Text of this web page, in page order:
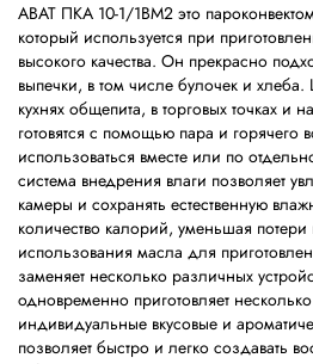
ABAT ПКА 10-1/1ВМ2 это
который используется при
высокого качества. Он прекрасно
выпечки, в том числе булочек и
кухнях общепита, в торговых точках и
готовятся с помощью пара и горячего
использоваться вместе или по
система внедрения влаги позволяет
камеры и сохранять естественную
количество калорий, уменьшая
использования масла для
заменяет несколько различных
одновременно приготовляет
индивидуальные вкусовые и
позволяет быстро и легко создавать